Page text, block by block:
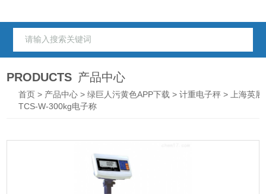
PRODUCTS 产品中心
首页 > 产品中心 >绿巨人污黄色APP下载 >计重电子秤 > 上海英展
TCS-W-300kg电子称